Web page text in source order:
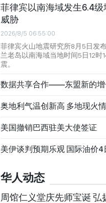
菲律宾以南海域发生6.4
威胁
2026/8/5 06:55:00
菲律宾火山地震研究所8月5日发
兰老岛以南海域当地时间5日12时
震。
数据共享合作——东盟新的增
奥地利气温创新高 多地现火情
美国撤销巴西驻美大使签证
美伊谈判预期乐观 国际油价4
华人动态
周馆仁义堂庆先师宝诞 弘